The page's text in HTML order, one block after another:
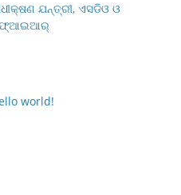
ଯନ୍ତ୍ରୀ, ଏସଡିଓ ଓ
world!